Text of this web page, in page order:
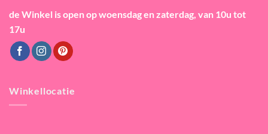
de Winkel is openop woensdag en zaterdag, van 10u tot
17u
Winkellocatie